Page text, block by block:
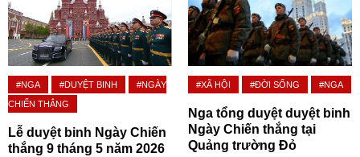
#NGA #DUYỆT BINH
#NGÀY
CHIẾN THẮNG
Lễ duyệt binh Ngày Chiến
thắng 9 tháng 5 năm 2026
#XÃ HỘI #ĐỜI SỐNG #NGA
Nga tổng duyệt duyệt binh
Ngày Chiến thắng tại
Quảng trường Đỏ